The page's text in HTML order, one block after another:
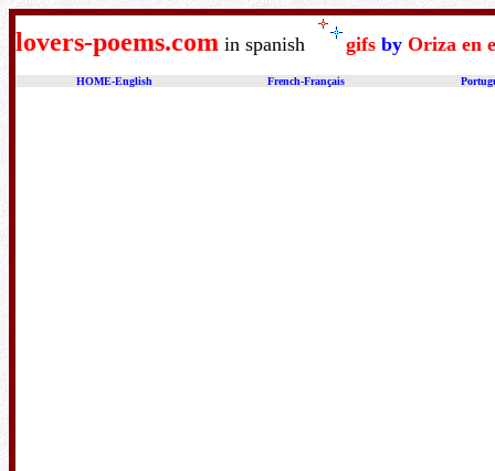
lovers-poems.com in spanish gifs by Oriza en
HOME-English French-Français